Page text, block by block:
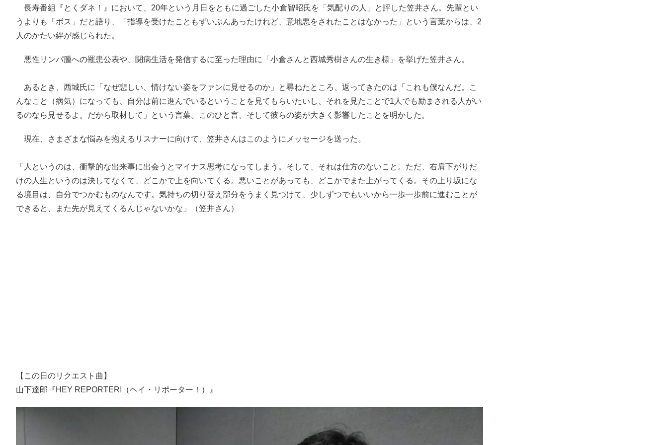
長寿番組『とくダネ！』において、20年という月日をともに過ごした小倉智昭氏を「気配りの人」と評した笠井さん。先輩とい
うよりも「ボス」だと語り、「指導を受けたこともずいぶんあったけれど、意地悪をされたことはなかった」という言葉からは、2
人のかたい絆が感じられた。
悪性リンパ腫への罹患公表や、闘病生活を発信するに至った理由に「小倉さんと西城秀樹さんの生き様」を挙げた笠井さん。
あるとき、西城氏に「なぜ悲しい、情けない姿をファンに見せるのか」と尋ねたところ、返ってきたのは「これも僕なんだ。こ
んなこと（病気）になっても、自分は前に進んでいるということを見てもらいたいし、それを見たことで1人でも励まされる人がい
るのなら見せるよ。だから取材して」という言葉。このひと言、そして彼らの姿が大きく影響したことを明かした。
現在、さまざまな悩みを抱えるリスナーに向けて、笠井さんはこのようにメッセージを送った。
「人というのは、衝撃的な出来事に出会うとマイナス思考になってしまう。そして、それは仕方のないこと。ただ、右肩下がりだ
けの人生というのは決してなくて、どこかで上を向いてくる。悪いことがあっても、どこかでまた上がってくる。その上り坂にな
る境目は、自分でつかむものなんです。気持ちの切り替え部分をうまく見つけて、少しずつでもいいから一歩一歩前に進むことが
できると、また先が見えてくるんじゃないかな」（笠井さん）
【この日のリクエスト曲】
山下達郎『HEY REPORTER!（ヘイ・リポーター！）』